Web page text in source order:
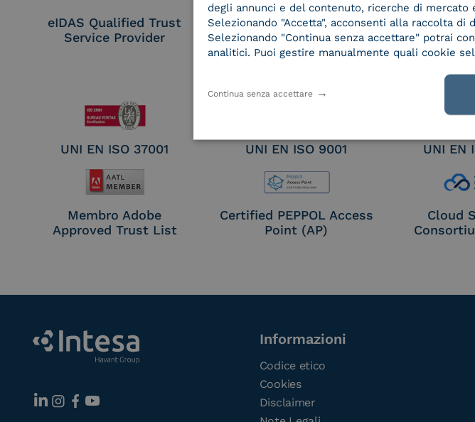
eIDAS Qualified Trust
Service Provider
eIDAS Qualified Trust
Service Provider for
Remote Qualified
Service
UNI EN ISO 37001 UNI EN ISO 9001 UNI EN
Membro Adobe
Approved Trust List
Certified PEPPOL Access
Point (AP)
Cloud
Informazioni
Codice etico
Cookies
Disclaimer
degli annunci e del contenuto, ricerche di mercato
Selezionando "Accetta", acconsenti alla raccolta di
Selezionando "Continua senza accettare" potrai
analitici. Puoi gestire manualmente quali cookie
Continua senza accettare